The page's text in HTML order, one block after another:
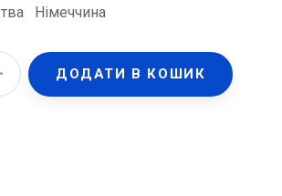
Німеччина
ДОДАТИ В КОШИК